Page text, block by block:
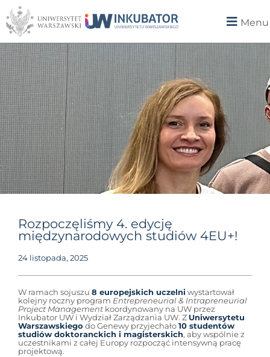
Menu
Rozpoczęliśmy 4. edycję
międzynarodowych studiów 4EU+!
24 listopada, 2025
W ramach sojuszu 8 europejskich uczelni wystartował
kolejny roczny program Entrepreneurial & Intrapreneurial
Project Management koordynowany na UW przez
Inkubator UW i Wydział Zarządzania UW. Z Uniwersytetu
Warszawskiego do Genewy przyjechało 10 studentów
studiów doktoranckich i magisterskich, aby wspólnie z
uczestnikami z całej Europy rozpocząć intensywną pracę
projektową.